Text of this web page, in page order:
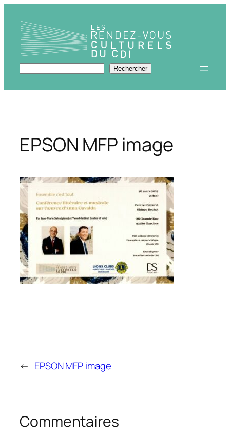
contenu
Rechercher Rechercher
EPSON MFP image
← EPSON MFP image
Commentaires